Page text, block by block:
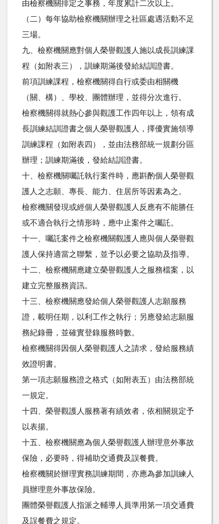
由檢察機關排定之事務，年度累計二次以上。
（二）每年協助檢察機關辦理之社區處遇活動不足
三場。
九、檢察機關應對個人榮譽觀護人施以成長訓練課
程（如附表三），訓練期滿後發給結訓證書。
前項訓練課程，檢察機關得自行或委由相關機
（關、構）、學校、團體辦理，並得分次進行。
檢察機關得就熱心參與觀護工作四年以上，領有成
長訓練結訓證書之個人榮譽觀護人，擇優實施領導
訓練課程（如附表四），並由法務部統一規劃分區
辦理；訓練期滿後，發給結訓證書。
十、檢察機關囑託執行案件時，應斟酌個人榮譽觀
護人之志願、專長、能力、住居所等因素為之。
檢察機關發現或經個人榮譽觀護人反應有不能勝任
或不適合執行之情形時，應中止案件之囑託。
十一、囑託案件之檢察機關觀護人應與個人榮譽觀
護人保持適當之聯繫，並予以必要之協助及指導。
十二、檢察機關應建立榮譽觀護人之服務檔案，以
建立完整服務資訊。
十三、檢察機關應發給個人榮譽觀護人志願服務
證，載明任期，以利工作之執行；另應發給志願服
務紀錄冊，並確實登錄服務時數。
檢察機關得因個人榮譽觀護人之請求，發給服務績
效證明書。
第一項志願服務證之格式（如附表五）由法務部統
一規定。
十四、榮譽觀護人服務著有績效者，依相關規定予
以表揚。
十五、檢察機關應為個人榮譽觀護人辦理意外事故
保險，必要時，得補助交通費及誤餐費。
檢察機關於辦理實務訓練期間，亦應為參加訓練人
員辦理意外事故保險。
團體榮譽觀護人指派之輔導人員準用第一項交通費
及誤餐費之規定。